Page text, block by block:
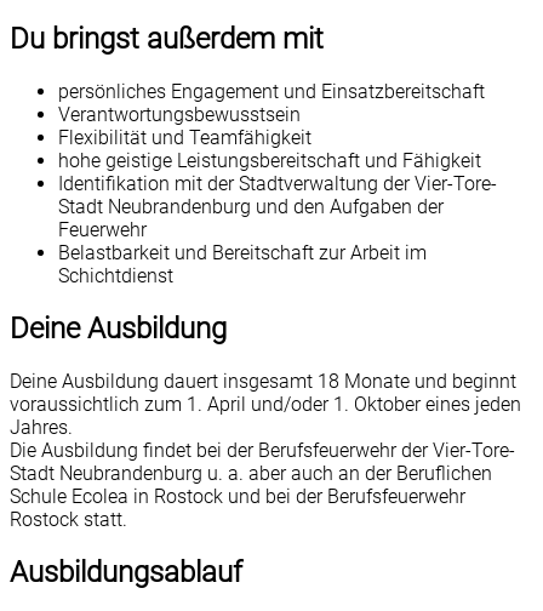
Du bringst außerdem mit
persönliches Engagement und Einsatzbereitschaft
Verantwortungsbewusstsein
Flexibilität und Teamfähigkeit
hohe geistige Leistungsbereitschaft und Fähigkeit
Identifikation mit der Stadtverwaltung der Vier-Tore-
Stadt Neubrandenburg und den Aufgaben der
Feuerwehr
Belastbarkeit und Bereitschaft zur Arbeit im
Schichtdienst
Deine Ausbildung
Deine Ausbildung dauert insgesamt 18 Monate und beginnt
voraussichtlich zum 1. April und/oder 1. Oktober eines jeden
Jahres.
Die Ausbildung findet bei der Berufsfeuerwehr der Vier-Tore-
Stadt Neubrandenburg u. a. aber auch an der Beruflichen
Schule Ecolea in Rostock und bei der Berufsfeuerwehr
Rostock statt.
Ausbildungsablauf